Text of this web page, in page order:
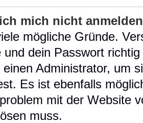
mich nicht
mögliche Gründe.
und dein Passwort
Administrator, um
Es ist ebenfalls
mit der Website
muss.